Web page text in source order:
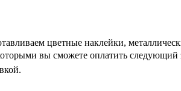
цветные наклейки,
вы сможете оплатить